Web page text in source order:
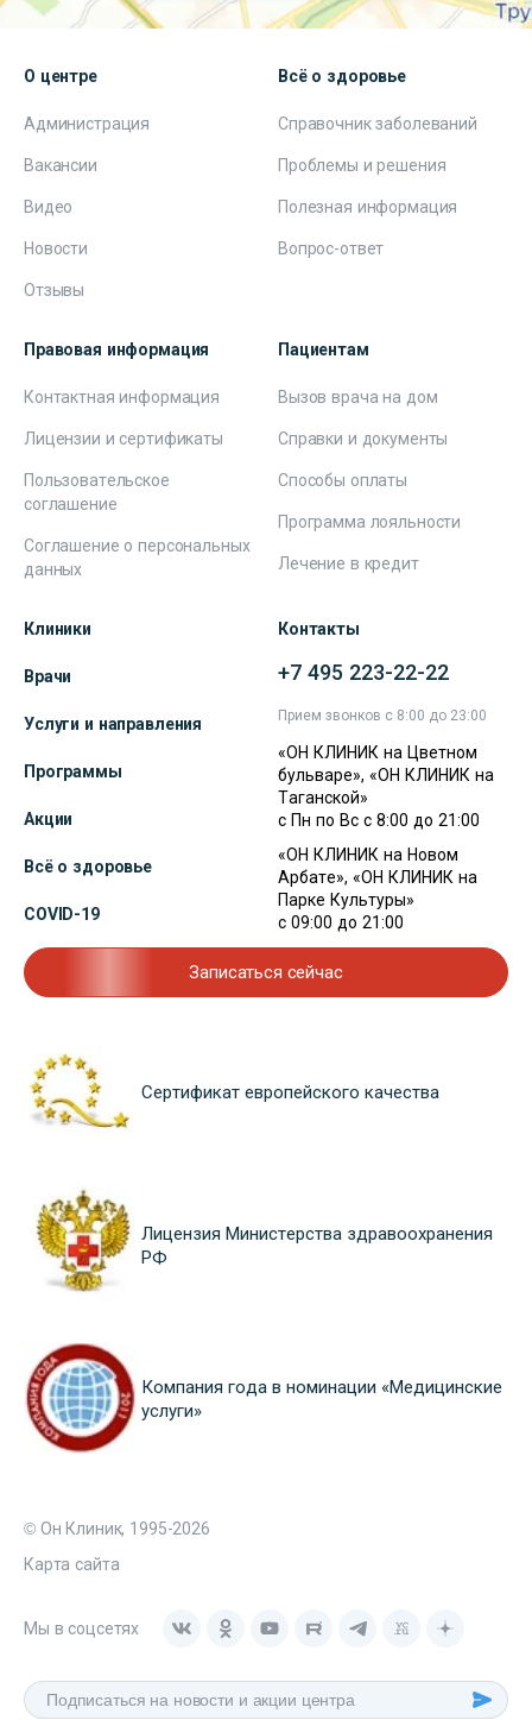
О центре
Администрация
Вакансии
Видео
Новости
Отзывы
Всё о здоровье
Справочник заболеваний
Проблемы и решения
Полезная информация
Вопрос-ответ
Правовая информация
Контактная информация
Лицензии и сертификаты
Пользовательское
соглашение
Соглашение о персональных
данных
Пациентам
Вызов врача на дом
Справки и документы
Способы оплаты
Программа лояльности
Лечение в кредит
Клиники
Врачи
Услуги и направления
Программы
Акции
Всё о здоровье
COVID-19
Контакты
+7 495 223-22-22
Прием звонков с 8:00 до 23:00
«ОН КЛИНИК на Цветном
бульваре», «ОН КЛИНИК на
Таганской»
с Пн по Вс с 8:00 до 21:00
«ОН КЛИНИК на Новом
Арбате», «ОН КЛИНИК на
Парке Культуры»
с 09:00 до 21:00
Записаться сейчас
Сертификат европейского качества
Лицензия Министерства здравоохранения
РФ
Компания года в номинации «Медицинские
услуги»
© Он Клиник, 1995-2026
Карта сайта
Мы в соцсетях